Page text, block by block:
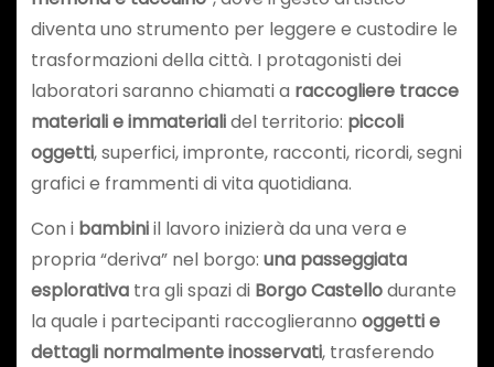
diventa uno strumento per leggere e custodire le
trasformazioni della città. I protagonisti dei
laboratori saranno chiamati a raccogliere tracce
materiali e immaterialidel territorio: piccoli
oggetti, superfici, impronte, racconti, ricordi, segni
grafici e frammenti di vita quotidiana.
Con i bambiniil lavoro inizierà da una vera e
propria “deriva” nel borgo: una passeggiata
esplorativa tra gli spazi di Borgo Castellodurante
la quale i partecipanti raccoglieranno oggetti e
dettagli normalmente inosservati, trasferendo